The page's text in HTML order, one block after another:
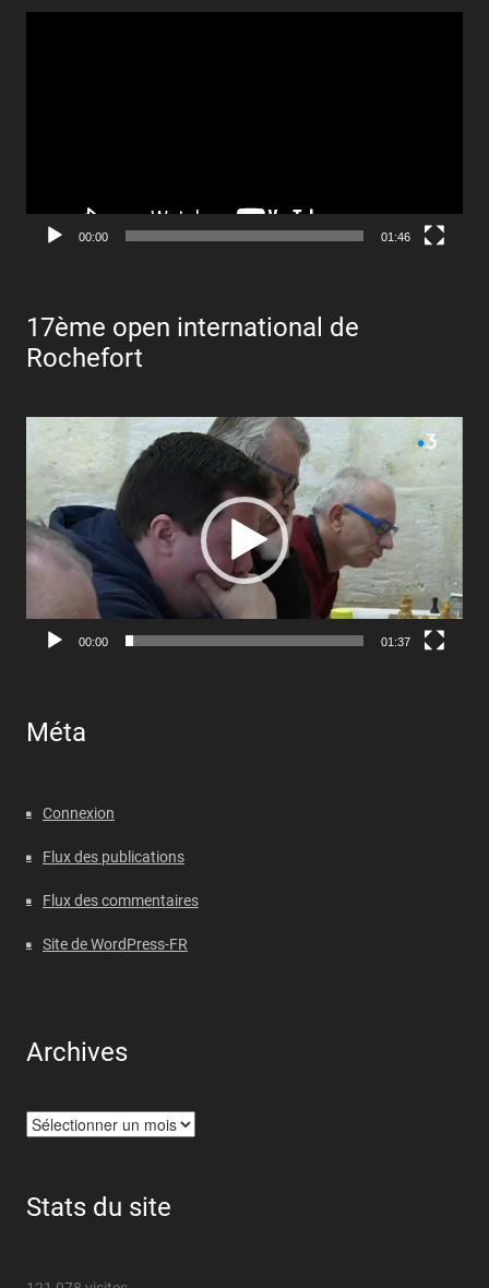
00:00 01:46
17ème open international de
Rochefort
Lecteur
00:00 01:37
Méta
Connexion
Flux des publications
Flux des commentaires
Site de WordPress-FR
Archives
Archives
Stats du site